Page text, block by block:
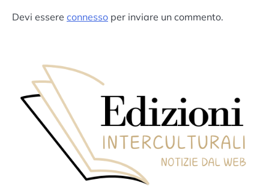
Devi essere connesso per inviare un commento.